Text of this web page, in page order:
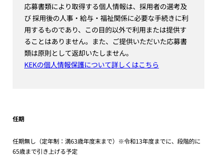
応募書類により取得する個人情報は、採用者の選考及
び 採用後の人事・給与・福祉関係に必要な手続きに利
用するものであり、この目的以外で利用または提供す
ることはありません。また、ご提供いただいた応募書
類は原則として返却いたしません。
KEKの個人情報保護について詳しくはこちら
任期
任期無し（定年制：満63歳年度末まで）※令和13年度までに、段階的に
65歳まで引き上げる予定